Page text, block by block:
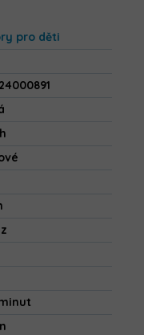
pro děti